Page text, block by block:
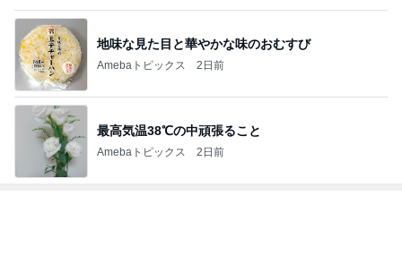
地味な見た目と華やかな味のおむすび
Amebaトピックス 2日前
最高気温38℃の中頑張ること
Amebaトピックス 2日前